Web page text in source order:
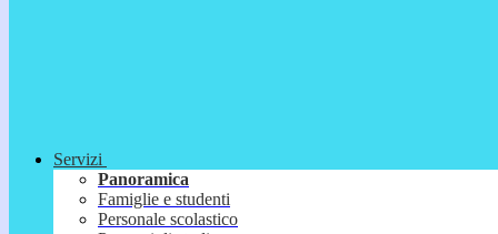
Servizi
Panoramica
Famiglie e studenti
Personale scolastico